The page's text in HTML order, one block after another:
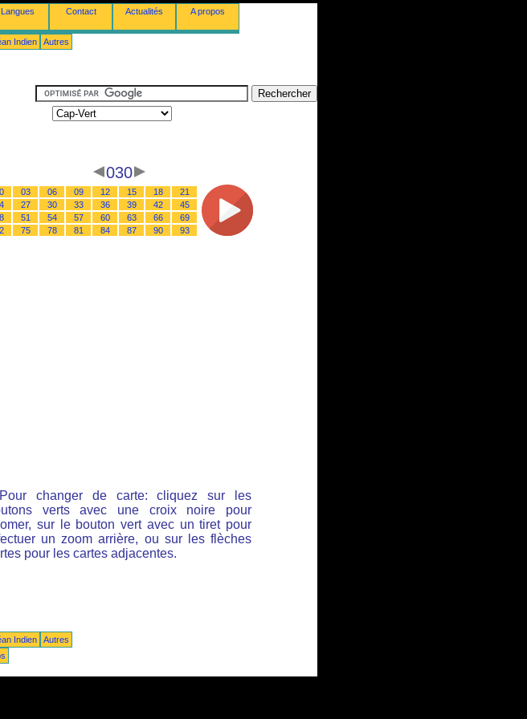
Langues Contact Actualités A propos
Indien Autres
030
03 06 09 12 15 18
21
27 30 33 36 39 42
45
51 54 57 60 63 66
69
75 78 81 84 87 90 93
Pour changer de carte: cliquez sur les
verts avec une croix noire pour
sur le bouton vert avec un tiret pour
un zoom arrière, ou sur les flèches
pour les cartes adjacentes.
Indien
Autres